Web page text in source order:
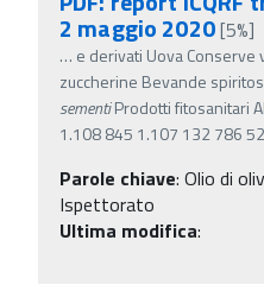
2 maggio 2020[5%]
… e derivati Uova Conserve
zuccherine Bevande
sementiProdotti fitosanitari
1.108 845 1.107 132 786
Parole chiave: Olio di
Ispettorato
Ultima modifica: